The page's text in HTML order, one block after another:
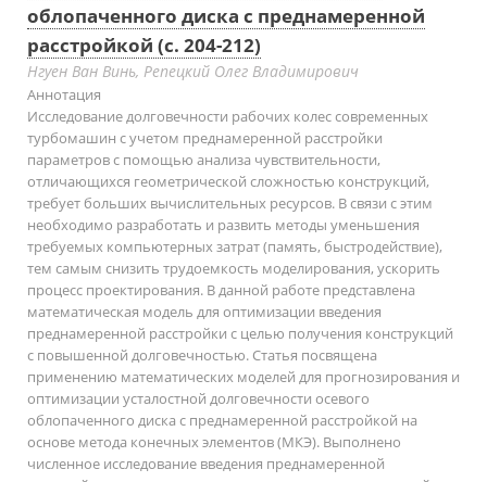
облопаченного диска c преднамеренной
расстройкой (с. 204-212)
Нгуен Ван Винь, Репецкий Олег Владимирович
Аннотация
Исследование долговечности рабочих колес современных
турбомашин с учетом преднамеренной расстройки
параметров с помощью анализа чувствительности,
отличающихся геометрической сложностью конструкций,
требует больших вычислительных ресурсов. В связи с этим
необходимо разработать и развить методы уменьшения
требуемых компьютерных затрат (память, быстродействие),
тем самым снизить трудоемкость моделирования, ускорить
процесс проектирования. В данной работе представлена
математическая модель для оптимизации введения
преднамеренной расстройки с целью получения конструкций
с повышенной долговечностью. Статья посвящена
применению математических моделей для прогнозирования и
оптимизации усталостной долговечности осевого
облопаченного диска c преднамеренной расстройкой на
основе метода конечных элементов (МКЭ). Выполнено
численное исследование введения преднамеренной